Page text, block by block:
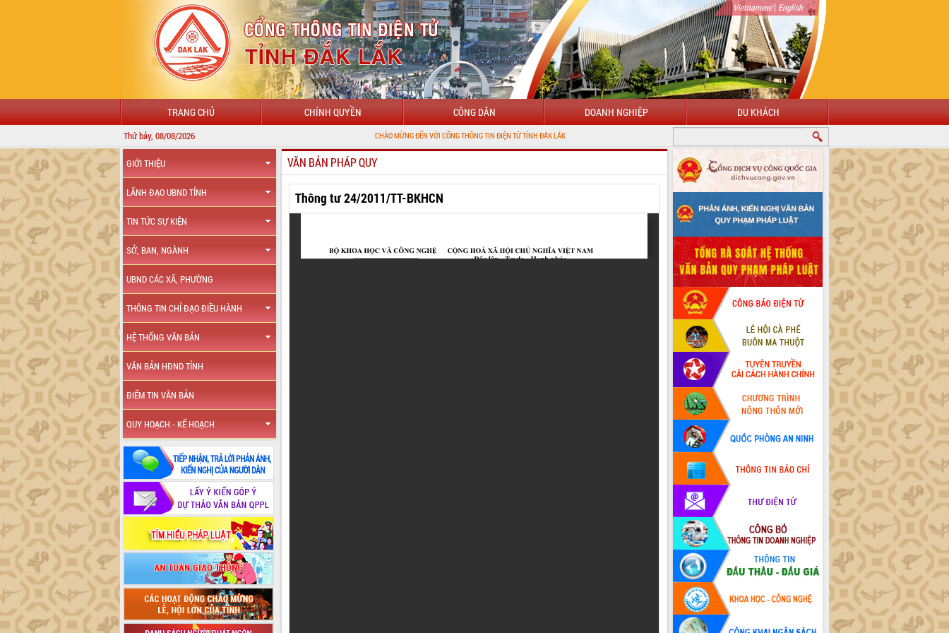
Vietnamese| English
TRANG CHỦ CHÍNH QUYỀN CÔNG DÂN DOANH NGHIỆP DU KHÁCH
Thứ bảy, 08/08/2026 CHÀO MỪNG ĐẾN VỚI CỔNG THÔNG TIN ĐIỆN TỬ TỈNH ĐẮK LẮK
GIỚI THIỆU
LÃNH ĐẠO UBND TỈNH
TIN TỨC SỰ KIỆN
SỞ, BAN, NGÀNH
UBND CÁC XÃ, PHƯỜNG
THÔNG TIN CHỈ ĐẠO ĐIỀU HÀNH
HỆ THỐNG VĂN BẢN
VĂN BẢN HĐND TỈNH
ĐIỂM TIN VĂN BẢN
QUY HOẠCH - KẾ HOẠCH
VĂN BẢN PHÁP QUY
Thông tư 24/2011/TT-BKHCN